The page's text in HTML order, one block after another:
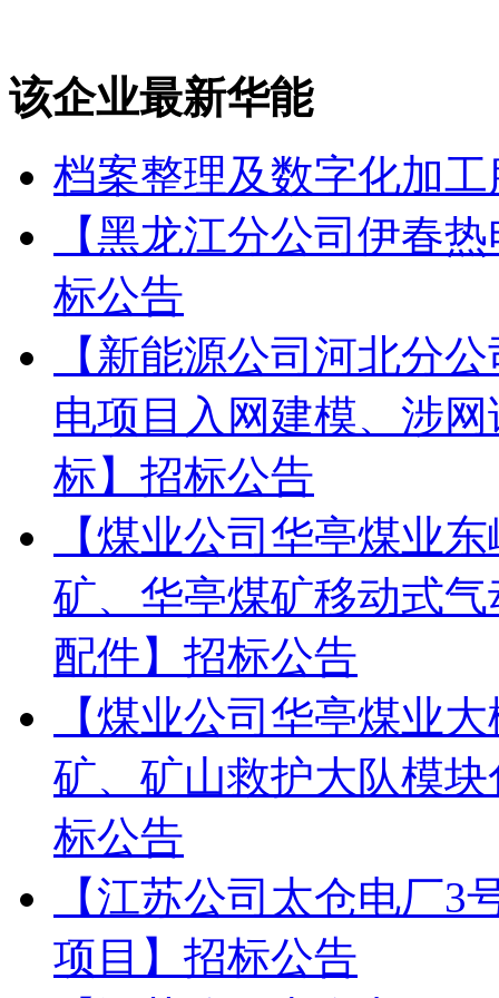
该企业最新华能
档案整理及数字化加
【黑龙江分公司伊春
标公告
【新能源公司河北分
电项目入网建模、涉
标】招标公告
【煤业公司华亭煤业
矿、华亭煤矿移动式
配件】招标公告
【煤业公司华亭煤业
矿、矿山救护大队模
标公告
【江苏公司太仓电厂
项目】招标公告